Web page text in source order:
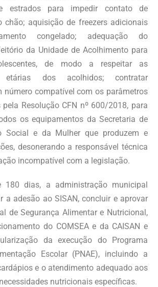
estrados para impedir contato de
chão; aquisição de freezers adicionais
congelado; adequação do
da Unidade de Acolhimento para
de modo a respeitar as
etárias dos acolhidos; contratar
número compatível com os parâmetros
Resolução CFN nº 600/2018, para
os equipamentos da Secretaria de
Social e da Mulher que produzem e
desonerando a responsável técnica
incompatível com a legislação.
dias, a administração municipal
a adesão ao SISAN, concluir e aprovar
de Segurança Alimentar e Nutricional,
do COMSEA e da CAISAN e
da execução do Programa
Escolar (PNAE), incluindo a
e o atendimento adequado aos
nutricionais específicas.